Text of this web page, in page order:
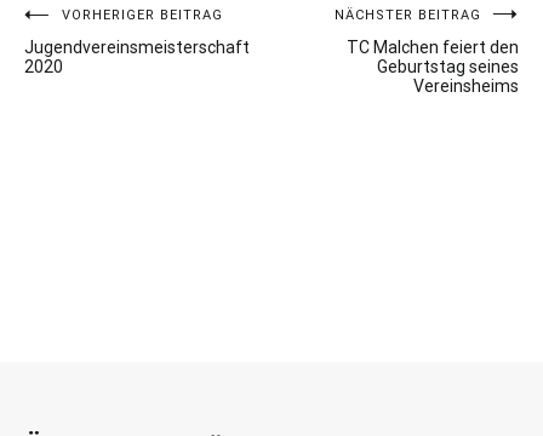
Beitragsnavigation
VORHERIGER BEITRAG
Jugendvereinsmeisterschaft
2020
NÄCHSTER BEITRAG
TC Malchen feiert den
Geburtstag seines
Vereinsheims